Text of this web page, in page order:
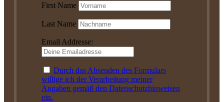
First Name
Last Name
Email Addresse:
Durch das Absenden des Formulars
willige ich der Verarbeitung meiner
Angaben gemäß den Datenschutzhinweisen
ein.